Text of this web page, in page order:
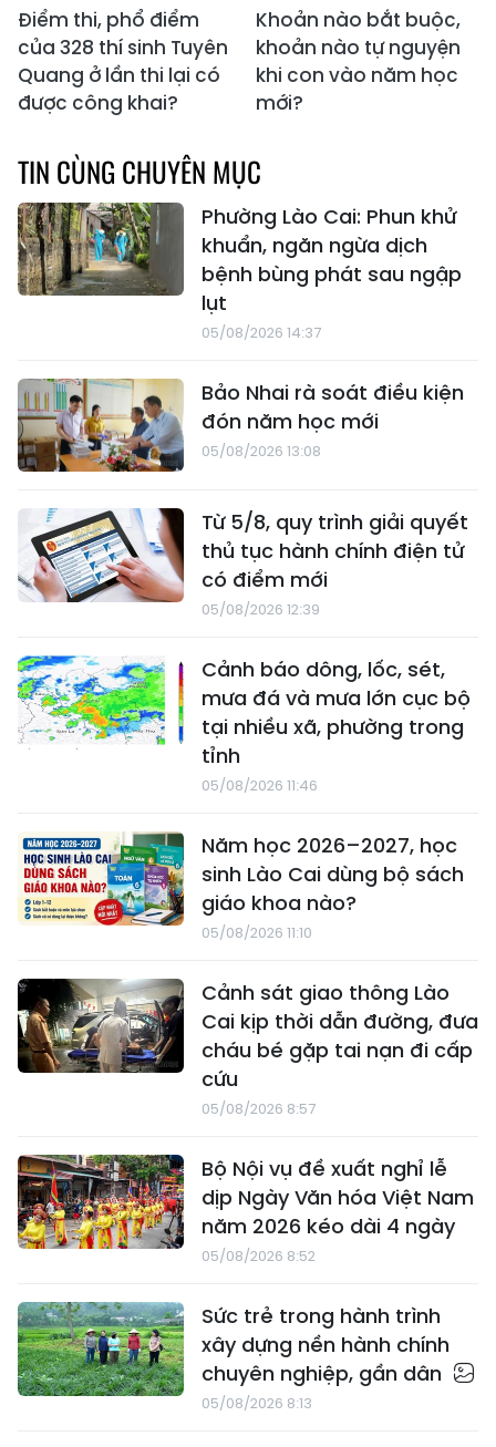
Điểm thi, phổ điểm
của 328 thí sinh Tuyên
Quang ở lần thi lại có
được công khai?
Khoản nào bắt buộc,
khoản nào tự nguyện
khi con vào năm học
mới?
TIN CÙNG CHUYÊN MỤC
Phường Lào Cai: Phun khử
khuẩn, ngăn ngừa dịch
bệnh bùng phát sau ngập
lụt
05/08/2026 14:37
Bảo Nhai rà soát điều kiện
đón năm học mới
05/08/2026 13:08
Từ 5/8, quy trình giải quyết
thủ tục hành chính điện tử
có điểm mới
05/08/2026 12:39
Cảnh báo dông, lốc, sét,
mưa đá và mưa lớn cục bộ
tại nhiều xã, phường trong
tỉnh
05/08/2026 11:46
Năm học 2026–2027, học
sinh Lào Cai dùng bộ sách
giáo khoa nào?
05/08/2026 11:10
Cảnh sát giao thông Lào
Cai kịp thời dẫn đường, đưa
cháu bé gặp tai nạn đi cấp
cứu
05/08/2026 8:57
Bộ Nội vụ đề xuất nghỉ lễ
dịp Ngày Văn hóa Việt Nam
năm 2026 kéo dài 4 ngày
05/08/2026 8:52
Sức trẻ trong hành trình
xây dựng nền hành chính
chuyên nghiệp, gần dân
05/08/2026 8:13